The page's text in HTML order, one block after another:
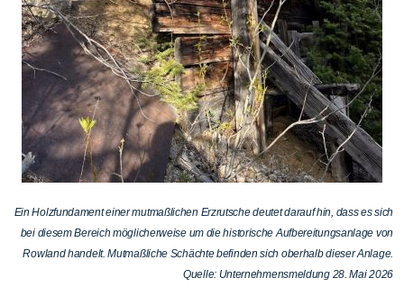
Ein Holzfundament einer mutmaßlichen Erzrutsche deutet darauf hin, dass es sich
bei diesem Bereich möglicherweise um die historische Aufbereitungsanlage von
Rowland handelt. Mutmaßliche Schächte befinden sich oberhalb dieser Anlage.
Quelle: Unternehmensmeldung 28. Mai 2026